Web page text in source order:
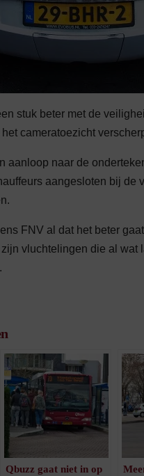
stuk beter met de
cameratoezicht
aanloop naar de
aangesloten bij de
FNV al dat het beter
vluchtelingen die al
Qbuzz gaat niet in op